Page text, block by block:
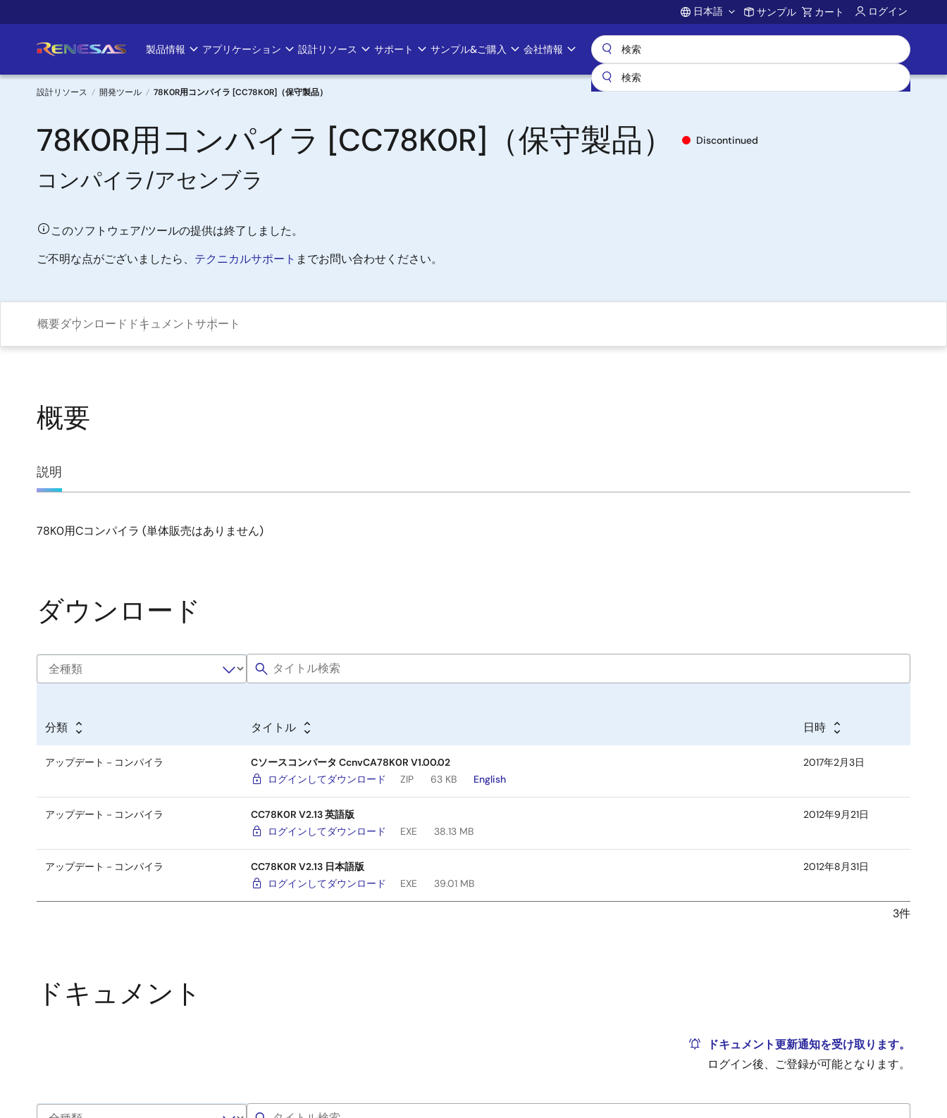
イ
ン
Account
日本語 サンプル カート ログイン
Main
navigation
製品情報 アプリケーション 設計リソース サポート サンプル&ご購入 会社情報
パ
ン
く
ず
設計リソース 開発ツール 78K0R用コンパイラ [CC78K0R]（保守製品）
78K0R用コンパイラ [CC78K0R]（保守製品） Discontinued
コンパイラ/アセンブラ
このソフトウェア/ツールの提供は終了しました。
ご不明な点がございましたら、 テクニカルサポート までお問い合わせください。
概要ダウンロード ドキュメントサポート
概要
概
説明
78K0用Cコンパイラ (単体販売はありません)
ダウンロード
分類 タイトル 日時
アップデート－コンパイラ
Cソースコンバータ CcnvCA78K0R V1.00.02
ログインしてダウンロード
ZIP 63 KB English
2017年2月3日
アップデート－コンパイラ
CC78K0R V2.13 英語版
ログインしてダウンロード
EXE 38.13 MB
2012年9月21日
アップデート－コンパイラ
CC78K0R V2.13 日本語版
ログインしてダウンロード
EXE 39.01 MB
2012年8月31日
3件
ドキュメント
ドキュメント更新通知を受け取ります。
ログイン後、ご登録が可能となります。